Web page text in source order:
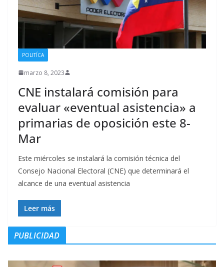
POLITÍCA
marzo 8, 2023
CNE instalará comisión para
evaluar «eventual asistencia» a
primarias de oposición este 8-
Mar
Este miércoles se instalará la comisión técnica del
Consejo Nacional Electoral (CNE) que determinará el
alcance de una eventual asistencia
Leer más
PUBLICIDAD